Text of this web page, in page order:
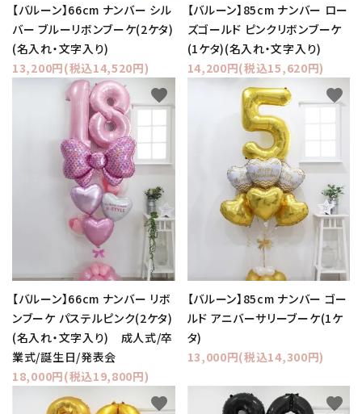
【バルーン】66cm ナンバー シル
バー ブルーリボンブーケ(2ケタ)
(名入れ・文字入り)
13,200円(税込14,520円)
【バルーン】85cm ナンバー ロー
ズゴールド ピンクリボンブーケ
(1ケタ)(名入れ・文字入り)
14,200円(税込15,620円)
【バルーン】66cm ナンバー リボ
ンブーケ パステルピンク(2ケタ)
(名入れ・文字入り) 成人式/卒
業式/誕生日/発表会
18,000円(税込19,800円)
favorite
【バルーン】85cm ナンバー ゴー
ルド アニバーサリーブーケ(1ケ
タ)
13,000円(税込14,300円)
favorite
favorite favorite